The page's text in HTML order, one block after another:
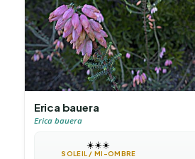
Erica bauera
Erica bauera
☀️☀️☀️
SOLEIL / MI-OMBRE